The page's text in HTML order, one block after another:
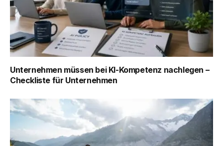
Unternehmen müssen bei KI-Kompetenz nachlegen –
Checkliste für Unternehmen